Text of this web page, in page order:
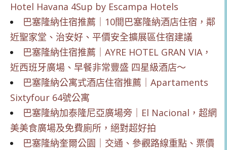
Hotel Havana 4Sup by Escampa Hotels
巴塞隆納住宿推薦｜10間巴塞隆納酒店住宿，鄰
近聖家堂、治安好、平價安全擴展區住宿建議
巴塞隆納住宿推薦｜AYRE HOTEL GRAN VIA，
近西班牙廣場、早餐非常豐盛 四星級酒店～
巴塞隆納公寓式酒店住宿推薦｜Apartaments
Sixtyfour 64號公寓
巴塞隆納加泰隆尼亞廣場旁｜El Nacional，超網
美美食廣場及免費廁所，絕對超好拍
巴塞隆納奎爾公園｜交通、參觀路線重點、票價